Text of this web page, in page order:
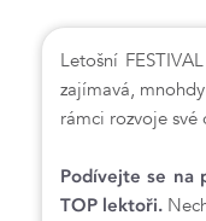
Letošní
zajímavá,
rámci rozvoje své
Podívejte se na
TOP lektoři.